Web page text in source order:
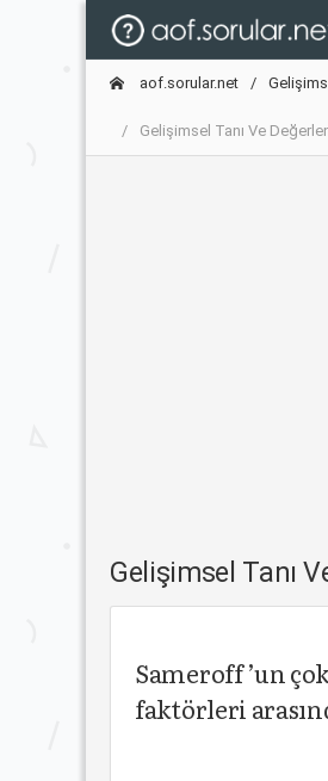
aof.sorular.net
Gelişimsel Tanı Ve
Gelişimsel Tanı
Sameroff ’un
faktörleri